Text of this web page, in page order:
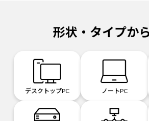
形状・タイプか
デスクトップPC ノートPC